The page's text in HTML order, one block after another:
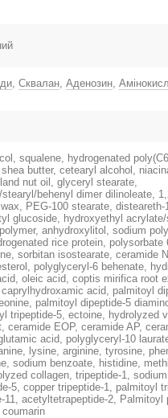
, Сквалан, Аденозин,
squalene, hydrogenated
butter, cetearyl alcohol,
nut oil, glyceryl stearate,
behenyl dimer dilinoleate,
PEG-100 stearate, disteareth-
glucoside, hydroxyethyl acrylate/
anhydroxylitol, sodium
rice protein, polysorbate
sorbitan isostearate, ceramide
polyglyceryl-6 behenate,
oleic acid, coptis mirifica root
acid, palmitoyl
palmitoyl dipeptide-5
tripeptide-5, ectoine, hydrolyzed
ceramide EOP, ceramide AP,
acid, polyglyceryl-10
lysine, arginine, tyrosine,
sodium benzoate, histidine,
collagen, tripeptide-1,
5, copper tripeptide-1, palmitoyl
11, acetyltetrapeptide-2, Palmitoyl